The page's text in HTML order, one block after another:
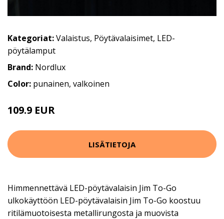
Kategoriat:Valaistus, Pöytävalaisimet, LED-
pöytälamput
Brand: Nordlux
Color: punainen, valkoinen
109.9 EUR
LISÄTIETOJA
Himmennettävä LED-pöytävalaisin Jim To-Go
ulkokäyttöön LED-pöytävalaisin Jim To-Go koostuu
ritilämuotoisesta metallirungosta ja muovista